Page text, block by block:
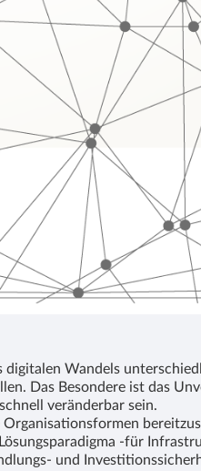
digitalen Wandels
Das Besondere ist das
veränderbar sein.
-für
und